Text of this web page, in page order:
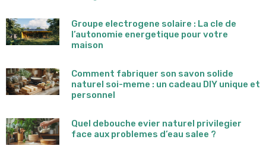
Groupe electrogene solaire : La cle de
l’autonomie energetique pour votre
maison
Comment fabriquer son savon solide
naturel soi-meme : un cadeau DIY unique et
personnel
Quel debouche evier naturel privilegier
face aux problemes d’eau salee ?